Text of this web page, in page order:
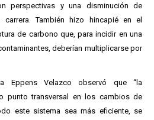
perspectivas y una disminución de
También hizo hincapié en el
de carbono que, para incidir en una
deberían multiplicarse por
Eppens Velazco observó que “la
punto transversal en los cambios de
este sistema sea más eficiente, se